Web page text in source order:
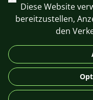
Diese Website
bereitzustellen,
den